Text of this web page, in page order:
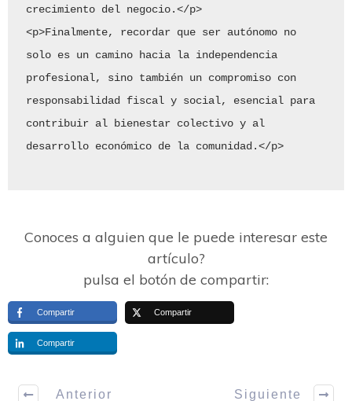
crecimiento del negocio.</p>
<p>Finalmente, recordar que ser autónomo no
solo es un camino hacia la independencia
profesional, sino también un compromiso con
responsabilidad fiscal y social, esencial para
contribuir al bienestar colectivo y al
desarrollo económico de la comunidad.</p>
Conoces a alguien que le puede interesar este
artículo?
pulsa el botón de compartir:
Compartir Compartir
Compartir
Anterior Siguiente